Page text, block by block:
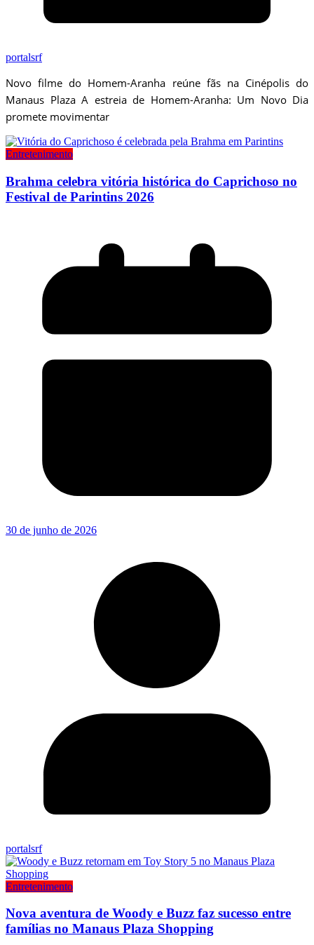
portalsrf
Novo filme do Homem-Aranha reúne fãs na Cinépolis do
Manaus Plaza A estreia de Homem-Aranha: Um Novo Dia
promete movimentar
Entretenimento
Brahma celebra vitória histórica do Caprichoso no
Festival de Parintins 2026
30 de junho de 2026
portalsrf
Entretenimento
Nova aventura de Woody e Buzz faz sucesso entre
famílias no Manaus Plaza Shopping